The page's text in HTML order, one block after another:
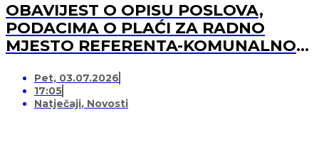
OBAVIJEST O OPISU POSLOVA,
PODACIMA O PLAĆI ZA RADNO
MJESTO REFERENTA-KOMUNALNOG
Pet, 03.07.2026
17:05
Natječaji, Novosti